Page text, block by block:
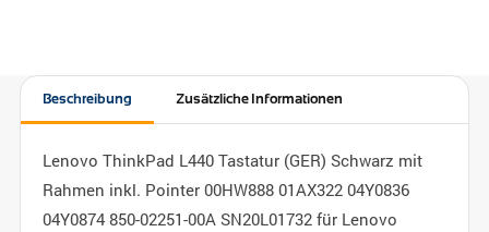
Beschreibung Zusätzliche Informationen
Lenovo ThinkPad L440 Tastatur (GER) Schwarz mit
Rahmen inkl. Pointer 00HW888 01AX322 04Y0836
04Y0874 850-02251-00A SN20L01732 für Lenovo